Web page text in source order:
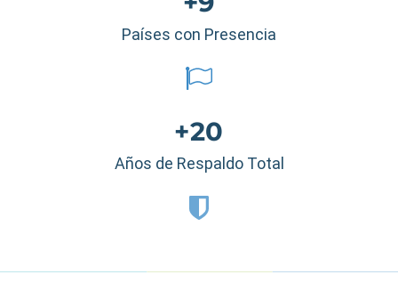
Países con Presencia
+20
Años de Respaldo Total